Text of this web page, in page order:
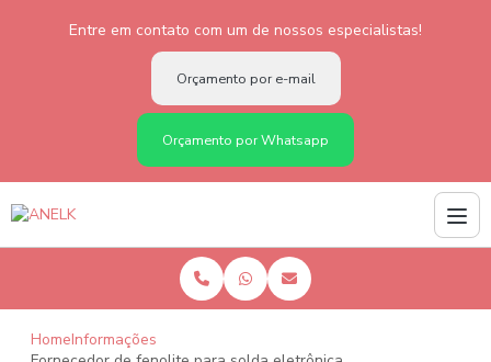
Entre em contato com um de nossos especialistas!
Orçamento por e-mail
Orçamento por Whatsapp
HomeInformações